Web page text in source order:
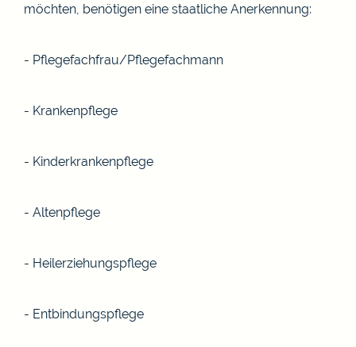
möchten, benötigen eine staatliche Anerkennung:
- Pflegefachfrau/Pflegefachmann
- Krankenpflege
- Kinderkrankenpflege
- Altenpflege
- Heilerziehungspflege
- Entbindungspflege